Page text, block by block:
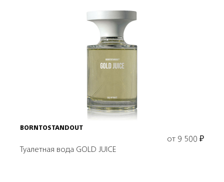
Выбрать объем
BORNTOSTANDOUT
от 9 500 ₽
Туалетная вода GOLD JUICE